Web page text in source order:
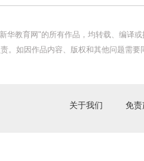
华教育网"的所有作品，均转载、编译
。如因作品内容、版权和其他问题需
关于我们 免责